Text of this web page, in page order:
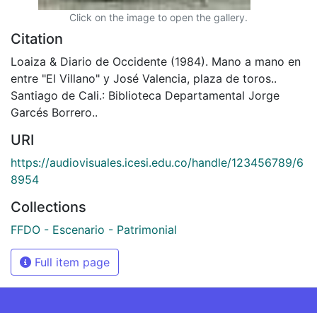
Click on the image to open the gallery.
Citation
Loaiza & Diario de Occidente (1984). Mano a mano en
entre "El Villano" y José Valencia, plaza de toros..
Santiago de Cali.: Biblioteca Departamental Jorge
Garcés Borrero..
URI
https://audiovisuales.icesi.edu.co/handle/123456789/6
8954
Collections
FFDO - Escenario - Patrimonial
Full item page